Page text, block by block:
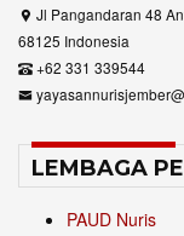
Jl Pangandaran 48
68125 Indonesia
+62 331 339544
LEMBAGA
PAUD Nuris